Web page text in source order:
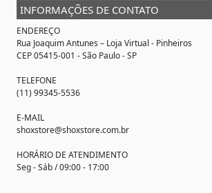
INFORMAÇÕES DE CONTATO
ENDEREÇO
Rua Joaquim Antunes – Loja Virtual - Pinheiros
CEP 05415-001 - São Paulo - SP
TELEFONE
(11) 99345-5536
E-MAIL
shoxstore@shoxstore.com.br
HORÁRIO DE ATENDIMENTO
Seg - Sáb / 09:00 - 17:00